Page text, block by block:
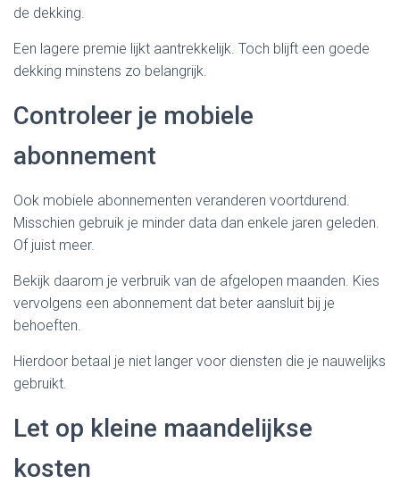
de dekking.
Een lagere premie lijkt aantrekkelijk. Toch blijft een goede
dekking minstens zo belangrijk.
Controleer je mobiele
abonnement
Ook mobiele abonnementen veranderen voortdurend.
Misschien gebruik je minder data dan enkele jaren geleden.
Of juist meer.
Bekijk daarom je verbruik van de afgelopen maanden. Kies
vervolgens een abonnement dat beter aansluit bij je
behoeften.
Hierdoor betaal je niet langer voor diensten die je nauwelijks
gebruikt.
Let op kleine maandelijkse
kosten